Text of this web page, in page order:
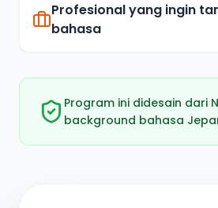
Profesional yang ingin
bahasa
Program ini didesain dari
background bahasa